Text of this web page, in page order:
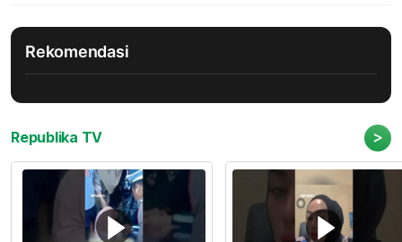
Rekomendasi
Republika TV >